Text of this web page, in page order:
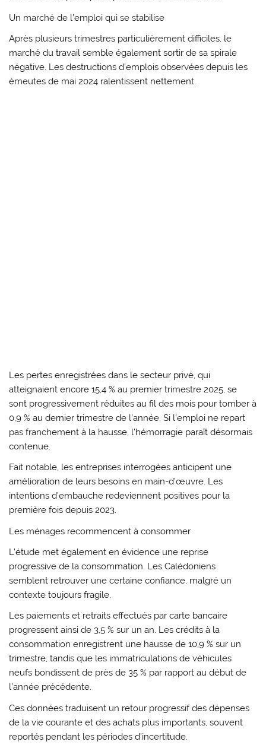
Un marché de l’emploi qui se stabilise
Après plusieurs trimestres particulièrement difficiles, le
marché du travail semble également sortir de sa spirale
négative. Les destructions d’emplois observées depuis les
émeutes de mai 2024 ralentissent nettement.
Les pertes enregistrées dans le secteur privé, qui
atteignaient encore 15,4 % au premier trimestre 2025, se
sont progressivement réduites au fil des mois pour tomber à
0,9 % au dernier trimestre de l’année. Si l’emploi ne repart
pas franchement à la hausse, l’hémorragie paraît désormais
contenue.
Fait notable, les entreprises interrogées anticipent une
amélioration de leurs besoins en main-d’œuvre. Les
intentions d’embauche redeviennent positives pour la
première fois depuis 2023.
Les ménages recommencent à consommer
L’étude met également en évidence une reprise
progressive de la consommation. Les Calédoniens
semblent retrouver une certaine confiance, malgré un
contexte toujours fragile.
Les paiements et retraits effectués par carte bancaire
progressent ainsi de 3,5 % sur un an. Les crédits à la
consommation enregistrent une hausse de 10,9 % sur un
trimestre, tandis que les immatriculations de véhicules
neufs bondissent de près de 35 % par rapport au début de
l’année précédente.
Ces données traduisent un retour progressif des dépenses
de la vie courante et des achats plus importants, souvent
reportés pendant les périodes d’incertitude.